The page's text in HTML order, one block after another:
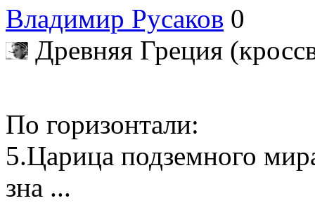
Владимир Русаков 0
Древняя Греция
По горизонтали:
5.Царица подземного
зна ...